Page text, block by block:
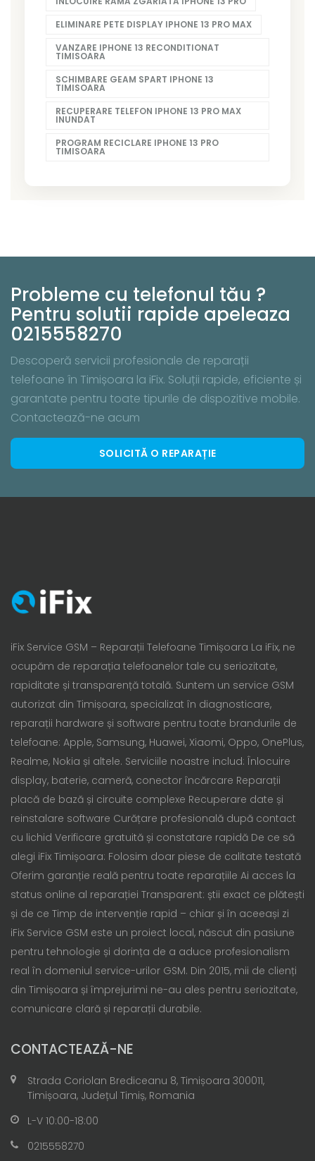
ELIMINARE PETE DISPLAY IPHONE 13 PRO MAX
VANZARE IPHONE 13 RECONDITIONAT
TIMISOARA
SCHIMBARE GEAM SPART IPHONE 13
TIMISOARA
RECUPERARE TELEFON IPHONE 13 PRO MAX
INUNDAT
PROGRAM RECICLARE IPHONE 13 PRO
TIMISOARA
Probleme cu telefonul tău ?
Pentru solutii rapide apeleaza
0215558270
Descoperă servicii profesionale de reparații
telefoane în Timișoara la iFix. Soluții rapide, eficiente și
garantate pentru toate tipurile de dispozitive mobile.
Contactează-ne acum
SOLICITĂ O REPARAȚIE
iFix Service GSM – Reparații Telefoane Timișoara La iFix, ne
ocupăm de reparația telefoanelor tale cu seriozitate,
rapiditate și transparență totală. Suntem un service GSM
autorizat din Timișoara, specializat în diagnosticare,
reparații hardware și software pentru toate brandurile de
telefoane: Apple, Samsung, Huawei, Xiaomi, Oppo, OnePlus,
Realme, Nokia și altele. Serviciile noastre includ: Înlocuire
display, baterie, cameră, conector încărcare Reparații
placă de bază și circuite complexe Recuperare date și
reinstalare software Curățare profesională după contact
cu lichid Verificare gratuită și constatare rapidă De ce să
alegi iFix Timișoara: Folosim doar piese de calitate testată
Oferim garanție reală pentru toate reparațiile Ai acces la
status online al reparației Transparent: știi exact ce plătești
și de ce Timp de intervenție rapid – chiar și în aceeași zi
iFix Service GSM este un proiect local, născut din pasiune
pentru tehnologie și dorința de a aduce profesionalism
real în domeniul service-urilor GSM. Din 2015, mii de clienți
din Timișoara și împrejurimi ne-au ales pentru seriozitate,
comunicare clară și reparații durabile.
CONTACTEAZĂ-NE
Strada Coriolan Brediceanu 8, Timișoara 300011,
Timișoara, Județul Timiș, Romania
L-V 10:00-18:00
0215558270